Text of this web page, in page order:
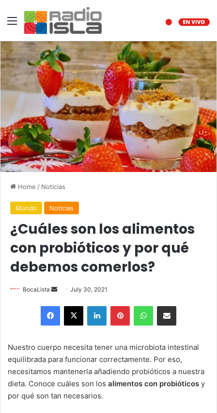
Menu
Home / Noticias
Mundo Noticias
¿Cuáles son los alimentos
con probióticos y por qué
debemos comerlos?
BocaLista
Send
email
July 30, 2021
Facebook
X LinkedInPinterestWhatsAppShare via Email
Nuestro cuerpo necesita tener una microbiota intestinal
equilibrada para funcionar correctamente. Por eso,
necesitamos mantenerla añadiendo probióticos a nuestra
dieta. Conoce cuáles son los alimentos con probióticos y
por qué son tan necesarios.